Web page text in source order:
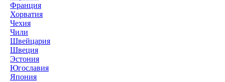
Франция
Хорватия
Чехия
Чили
Швейцария
Швеция
Эстония
Югославия
Япония